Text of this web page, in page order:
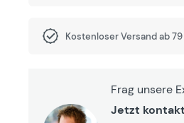
Kostenloser Versand ab
Frag unsere
Jetzt